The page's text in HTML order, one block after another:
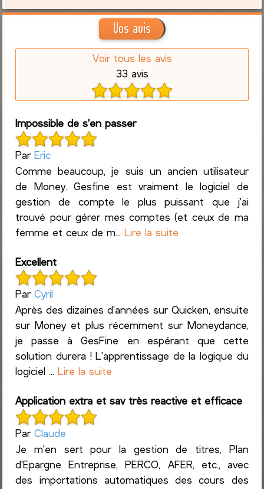
Vos avis
Voir tous les avis
33 avis
Impossible de s'en passer
ParEric
Comme beaucoup, je suis un ancien utilisateur
de Money. Gesfine est vraiment le logiciel de
gestion de compte le plus puissant que j'ai
trouvé pour gérer mes comptes (et ceux de ma
femme et ceux de m...Lire la suite
Excellent
ParCyril
Après des dizaines d'années sur Quicken, ensuite
sur Money et plus récemment sur Moneydance,
je passe à GesFine en espérant que cette
solution durera ! L'apprentissage de la logique du
logiciel ...Lire la suite
Application extra et sav très reactive et efficace
ParClaude
Je m'en sert pour la gestion de titres, Plan
d'Epargne Entreprise, PERCO, AFER, etc., avec
des importations automatiques des cours des